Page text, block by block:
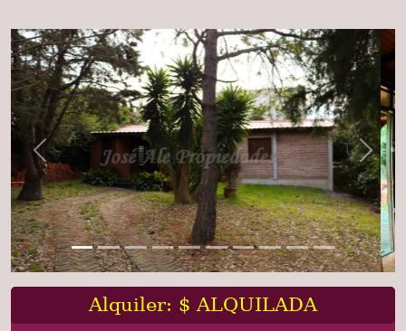
Previous Next
Alquiler: $ ALQUILADA